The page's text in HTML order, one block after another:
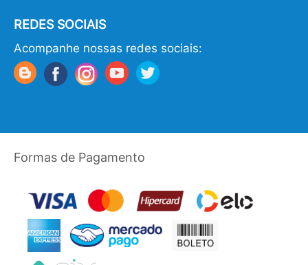
REDES SOCIAIS
Acompanhe nossas redes sociais:
Formas de Pagamento